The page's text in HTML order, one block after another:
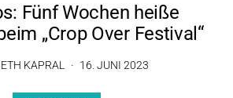
Fünf Wochen heiße
„Crop Over Festival“
KAPRAL 16. JUNI 2023